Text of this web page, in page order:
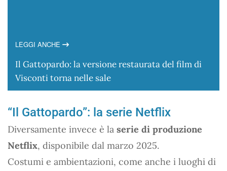
LEGGI ANCHE
Il Gattopardo: la versione restaurata del film di
Visconti torna nelle sale
“Il Gattopardo”: la serie Netflix
Diversamente invece è la serie di produzione
Netflix, disponibile dal marzo 2025.
Costumi e ambientazioni, come anche i luoghi di